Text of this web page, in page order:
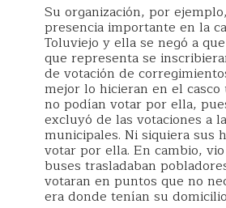
Su organización, por
presencia importante en la
Toluviejo y ella se negó a
que representa se
de votación de
mejor lo hicieran en el
no podían votar por ella,
excluyó de las votaciones a
municipales. Ni siquiera sus
votar por ella. En cambio,
buses trasladaban
votaran en puntos que no
era donde tenían su